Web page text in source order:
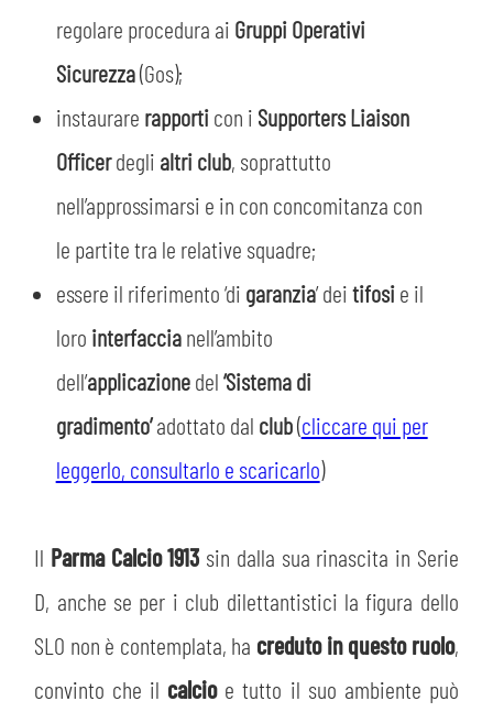
regolare procedura ai Gruppi Operativi
Sicurezza(Gos);
instaurare rapporticon i Supporters Liaison
Officerdegli altri club, soprattutto
nell’approssimarsi e in con concomitanza con
le partite tra le relative squadre;
essere il riferimento ‘di garanzia’ deitifosie il
loro interfaccianell’ambito
dell’applicazionedel‘Sistema di
gradimento’adottato dal club(cliccare qui per
leggerlo, consultarlo e scaricarlo)
Il Parma Calcio 1913 sin dalla sua rinascita in Serie
D, anche se per i club dilettantistici la figura dello
SLO non è contemplata, ha creduto in questo ruolo,
convinto che il calcioe tutto il suo ambiente può